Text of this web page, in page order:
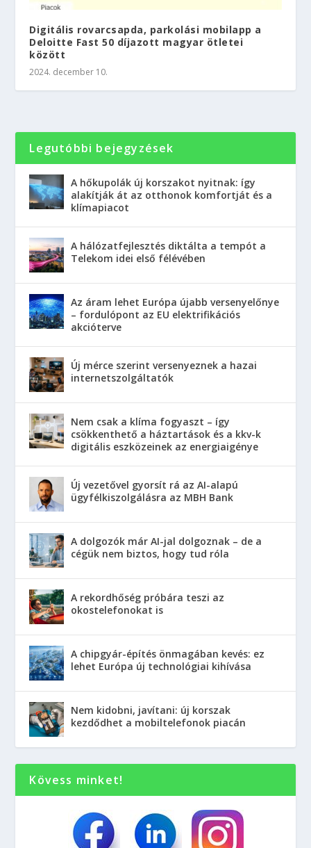
Digitális rovarcsapda, parkolási mobilapp a
Deloitte Fast 50 díjazott magyar ötletei
között
2024. december 10.
Legutóbbi bejegyzések
A hőkupolák új korszakot nyitnak: így
alakítják át az otthonok komfortját és a
klímapiacot
A hálózatfejlesztés diktálta a tempót a
Telekom idei első félévében
Az áram lehet Európa újabb versenyelőnye
– fordulópont az EU elektrifikációs
akcióterve
Új mérce szerint versenyeznek a hazai
internetszolgáltatók
Nem csak a klíma fogyaszt – így
csökkenthető a háztartások és a kkv-k
digitális eszközeinek az energiaigénye
Új vezetővel gyorsít rá az AI-alapú
ügyfélkiszolgálásra az MBH Bank
A dolgozók már AI-jal dolgoznak – de a
cégük nem biztos, hogy tud róla
A rekordhőség próbára teszi az
okostelefonokat is
A chipgyár-építés önmagában kevés: ez
lehet Európa új technológiai kihívása
Nem kidobni, javítani: új korszak
kezdődhet a mobiltelefonok piacán
Kövess minket!